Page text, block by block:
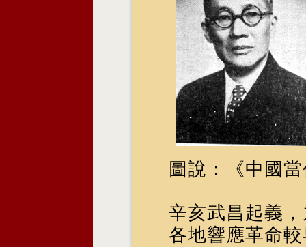
圖說：《中國
辛亥武昌起義
各地響應革命